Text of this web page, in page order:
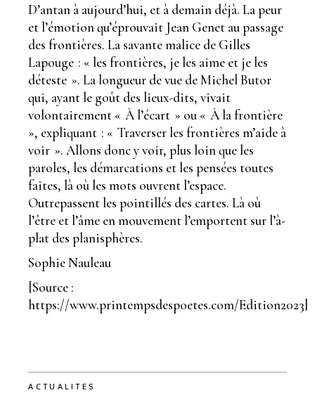
D’antan à aujourd’hui, et à demain déjà. La peur
et l’émotion qu’éprouvait Jean Genet au passage
des frontières. La savante malice de Gilles
Lapouge : « les frontières, je les aime et je les
déteste ». La longueur de vue de Michel Butor
qui, ayant le goût des lieux-dits, vivait
volontairement « À l’écart » ou « À la frontière
», expliquant : « Traverser les frontières m’aide à
voir ». Allons donc y voir, plus loin que les
paroles, les démarcations et les pensées toutes
faites, là où les mots ouvrent l’espace.
Outrepassent les pointillés des cartes. Là où
l’être et l’âme en mouvement l’emportent sur l’à-
plat des planisphères.
Sophie Nauleau
[Source :
https://www.printempsdespoetes.com/Edition2023]
ACTUALITES